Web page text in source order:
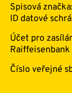
Spisová
ID datové
Účet pro
Raiffeisenbank
Číslo veřejné